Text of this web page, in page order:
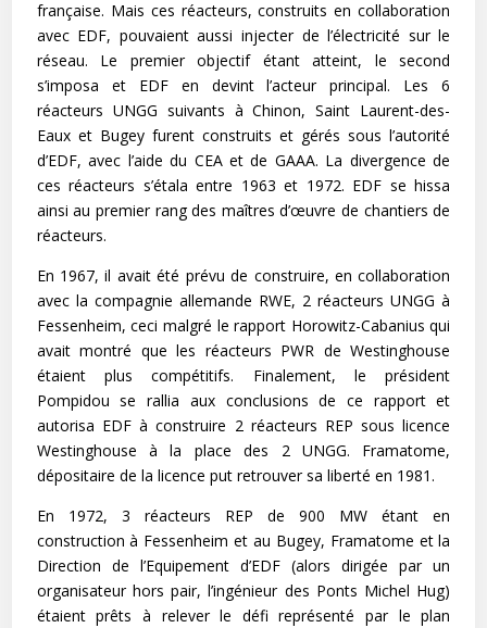
française. Mais ces réacteurs, construits en collaboration
avec EDF, pouvaient aussi injecter de l’électricité sur le
réseau. Le premier objectif étant atteint, le second
s’imposa et EDF en devint l’acteur principal. Les 6
réacteurs UNGG suivants à Chinon, Saint Laurent-des-
Eaux et Bugey furent construits et gérés sous l’autorité
d’EDF, avec l’aide du CEA et de GAAA. La divergence de
ces réacteurs s’étala entre 1963 et 1972. EDF se hissa
ainsi au premier rang des maîtres d’œuvre de chantiers de
réacteurs.
En 1967, il avait été prévu de construire, en collaboration
avec la compagnie allemande RWE, 2 réacteurs UNGG à
Fessenheim, ceci malgré le rapport Horowitz-Cabanius qui
avait montré que les réacteurs PWR de Westinghouse
étaient plus compétitifs. Finalement, le président
Pompidou se rallia aux conclusions de ce rapport et
autorisa EDF à construire 2 réacteurs REP sous licence
Westinghouse à la place des 2 UNGG. Framatome,
dépositaire de la licence put retrouver sa liberté en 1981.
En 1972, 3 réacteurs REP de 900 MW étant en
construction à Fessenheim et au Bugey, Framatome et la
Direction de l’Equipement d’EDF (alors dirigée par un
organisateur hors pair, l’ingénieur des Ponts Michel Hug)
étaient prêts à relever le défi représenté par le plan